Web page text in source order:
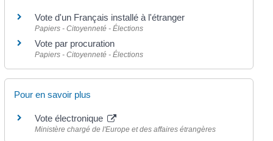
Vote d'un Français installé à l'étranger
Papiers - Citoyenneté - Élections
Vote par procuration
Papiers - Citoyenneté - Élections
Pour en savoir plus
Vote électronique
Ministère chargé de l'Europe et des affaires étrangères